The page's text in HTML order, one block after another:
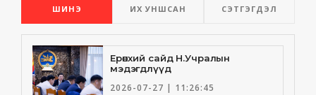
ШИНЭ ИХ УНШСАН СЭТГЭГДЭЛ
Ерөнхий сайд Н.Учралын
мэдэгдлүүд
2026-07-27 | 11:26:45